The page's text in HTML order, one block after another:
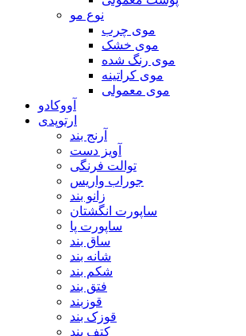
نوع مو
موی چرب
موی خشک
موی رنگ شده
موی کراتینه
موی معمولی
آووکادو
ارتوپدی
آرنج بند
آویز دست
توالت فرنگی
جوراب واریس
زانو بند
ساپورت انگشتان
ساپورت پا
ساق بند
شانه بند
شکم بند
فتق بند
قوزبند
قوزک بند
کتف بند